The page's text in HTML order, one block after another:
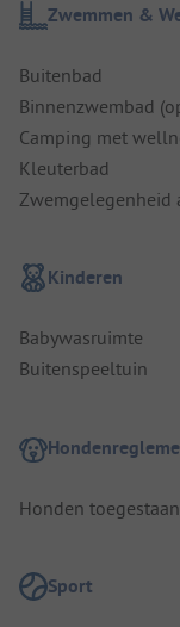
Zwemmen &
Buitenbad
Binnenzwembad
Camping met
Kleuterbad
Zwemgelegenheid
Kinderen
Babywasruimte
Buitenspeeltuin
Honden toegestaan
Sport